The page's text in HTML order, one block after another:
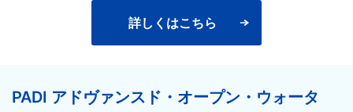
詳しくはこちら
PADI アドヴァンスド・オープン・ウォータ